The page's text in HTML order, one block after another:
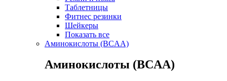
Таблетницы
Фитнес резинки
Шейкеры
Показать все
Аминокислоты (BCAA)
Аминокислоты (BCAA)